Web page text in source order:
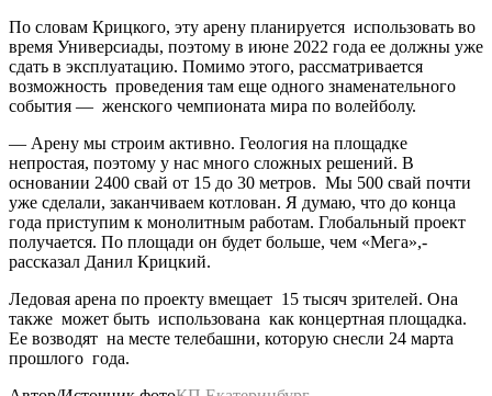
По словам Крицкого, эту арену планируется использовать во
время Универсиады, поэтому в июне 2022 года ее должны уже
сдать в эксплуатацию. Помимо этого, рассматривается
возможность проведения там еще одного знаменательного
события — женского чемпионата мира по волейболу.
— Арену мы строим активно. Геология на площадке
непростая, поэтому у нас много сложных решений. В
основании 2400 свай от 15 до 30 метров. Мы 500 свай почти
уже сделали, заканчиваем котлован. Я думаю, что до конца
года приступим к монолитным работам. Глобальный проект
получается. По площади он будет больше, чем «Мега»,-
рассказал Данил Крицкий.
Ледовая арена по проекту вмещает 15 тысяч зрителей. Она
также может быть использована как концертная площадка.
Ее возводят на месте телебашни, которую снесли 24 марта
прошлого года.